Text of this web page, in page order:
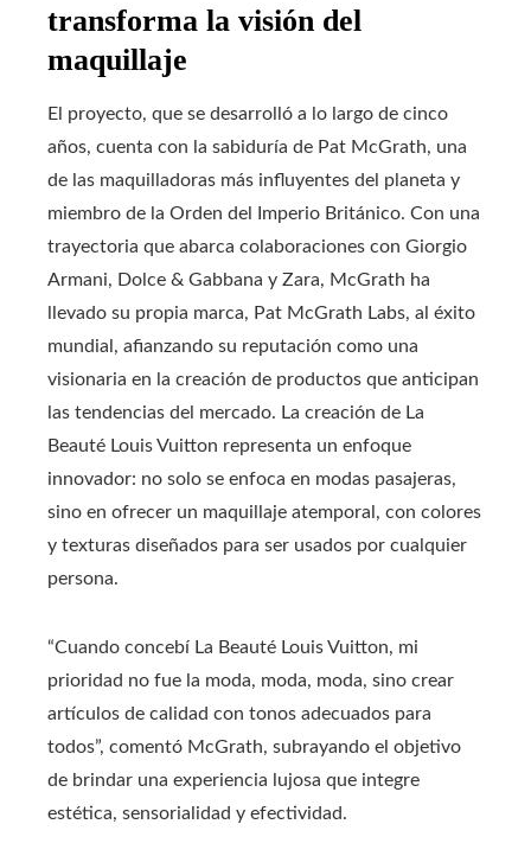
transforma la visión del
maquillaje
El proyecto, que se desarrolló a lo largo de cinco
años, cuenta con la sabiduría de Pat McGrath, una
de las maquilladoras más influyentes del planeta y
miembro de la Orden del Imperio Británico. Con una
trayectoria que abarca colaboraciones con Giorgio
Armani, Dolce & Gabbana y Zara, McGrath ha
llevado su propia marca, Pat McGrath Labs, al éxito
mundial, afianzando su reputación como una
visionaria en la creación de productos que anticipan
las tendencias del mercado. La creación de La
Beauté Louis Vuitton representa un enfoque
innovador: no solo se enfoca en modas pasajeras,
sino en ofrecer un maquillaje atemporal, con colores
y texturas diseñados para ser usados por cualquier
persona.
“Cuando concebí La Beauté Louis Vuitton, mi
prioridad no fue la moda, moda, moda, sino crear
artículos de calidad con tonos adecuados para
todos”, comentó McGrath, subrayando el objetivo
de brindar una experiencia lujosa que integre
estética, sensorialidad y efectividad.